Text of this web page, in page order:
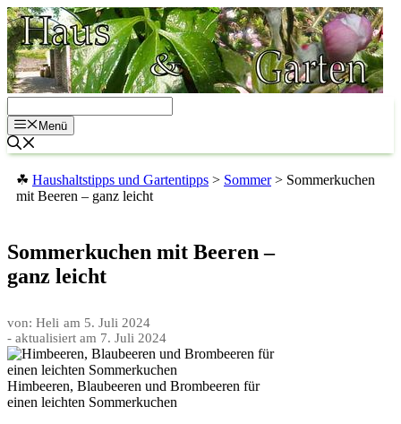
Zum
Inhalt
springen
Menü
☘ Haushaltstipps und Gartentipps > Sommer> Sommerkuchen
mit Beeren – ganz leicht
Sommerkuchen mit Beeren –
ganz leicht
von: Heli am 5. Juli 2024
- aktualisiert am 7. Juli 2024
Himbeeren, Blaubeeren und Brombeeren für
einen leichten Sommerkuchen